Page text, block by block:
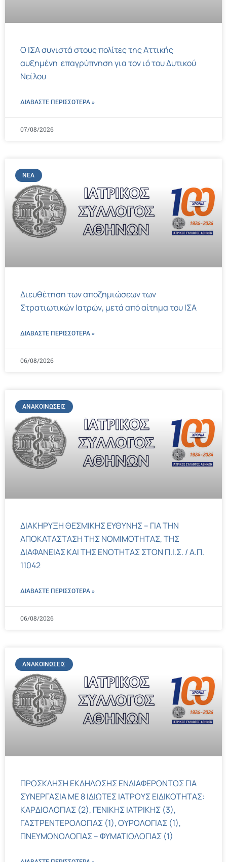
Ο ΙΣΑ συνιστά στους πολίτες της Αττικής
αυξημένη επαγρύπνηση για τον ιό του Δυτικού
Νείλου
ΔΙΑΒΑΣΤΕ ΠΕΡΙΣΣΌΤΕΡΑ »
07/08/2026
ΝΈΑ
Διευθέτηση των αποζημιώσεων των
Στρατιωτικών Ιατρών, μετά από αίτημα του ΙΣΑ
ΔΙΑΒΑΣΤΕ ΠΕΡΙΣΣΌΤΕΡΑ »
06/08/2026
ΑΝΑΚΟΙΝΏΣΕΙΣ
ΔΙΑΚΗΡΥΞΗ ΘΕΣΜΙΚΗΣ ΕΥΘΥΝΗΣ – ΓΙΑ ΤΗΝ
ΑΠΟΚΑΤΑΣΤΑΣΗ ΤΗΣ ΝΟΜΙΜΟΤΗΤΑΣ, ΤΗΣ
ΔΙΑΦΑΝΕΙΑΣ ΚΑΙ ΤΗΣ ΕΝΟΤΗΤΑΣ ΣΤΟΝ Π.Ι.Σ. / Α.Π.
11042
ΔΙΑΒΑΣΤΕ ΠΕΡΙΣΣΌΤΕΡΑ »
06/08/2026
ΑΝΑΚΟΙΝΏΣΕΙΣ
ΠΡΟΣΚΛΗΣΗ ΕΚΔΗΛΩΣΗΣ ΕΝΔΙΑΦΕΡΟΝΤΟΣ ΓΙΑ
ΣΥΝΕΡΓΑΣΙΑ ΜΕ 8 ΙΔΙΩΤΕΣ ΙΑΤΡΟΥΣ ΕΙΔΙΚΟΤΗΤΑΣ:
ΚΑΡΔΙΟΛΟΓΙΑΣ (2), ΓΕΝΙΚΗΣ ΙΑΤΡΙΚΗΣ (3),
ΓΑΣΤΡΕΝΤΕΡΟΛΟΓΙΑΣ (1), ΟΥΡΟΛΟΓΙΑΣ (1),
ΠΝΕΥΜΟΝΟΛΟΓΙΑΣ – ΦΥΜΑΤΙΟΛΟΓΙΑΣ (1)